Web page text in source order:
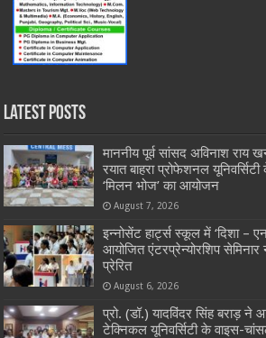
Latest Posts
माननीय पूर्व सांसद अविनाश राय
रयात बाहरा प्रोफेशनल
‘मिलन भोज’ का आयोजन
August 7, 2026
इन्नोसेंट हार्ट्स स्कूल में ‘दिशा –
आयोजित एंटरप्रेन्योरशिप सेमिनार
प्रेरित
August 6, 2026
प्रो. (डॉ.) यादविंदर सिंह बराड़
टेक्निकल यूनिवर्सिटी के वाइस-